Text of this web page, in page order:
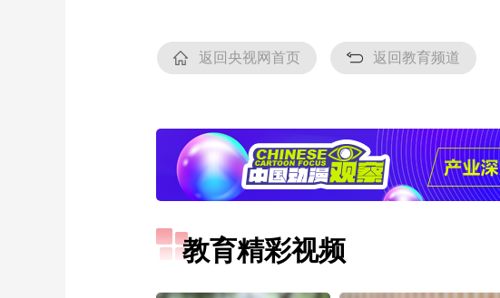
返回央视网首页 返回教育频道
教育精彩视频